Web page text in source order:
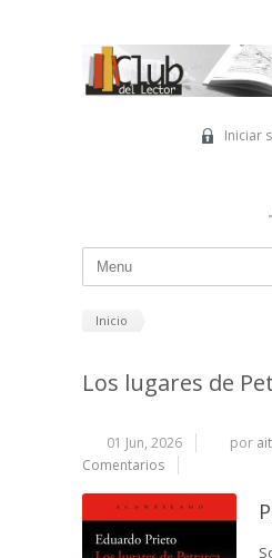
Iniciar
Inicio
Los lugares de
01 Jun, 2026 por
Comentarios